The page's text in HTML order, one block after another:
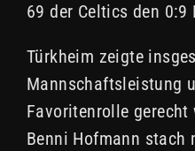
69 der Celtics den 0:9
Türkheim zeigte
Mannschaftsleistung
Favoritenrolle gerecht
Benni Hofmann stach